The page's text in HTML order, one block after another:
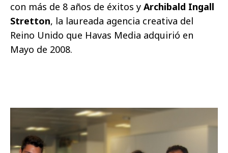
con más de 8 años de éxitos y Archibald Ingall
Stretton, la laureada agencia creativa del
Reino Unido que Havas Media adquirió en
Mayo de 2008.